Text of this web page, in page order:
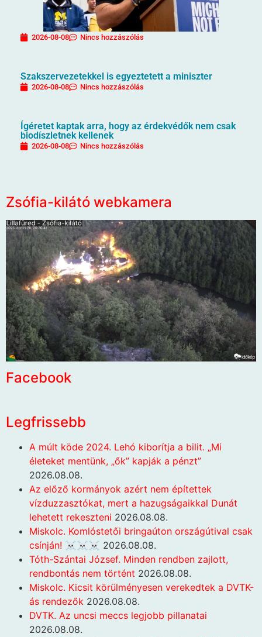
2026-08-08 Nincs hozzászólás
Szakszervezetekkel is egyeztetett a miniszter
2026-08-08 Nincs hozzászólás
Ígéretet kaptak arra, hogy az érdekvédők nem csak
biodíszletnek kellenek
2026-08-08 Nincs hozzászólás
Zsófia-kilátó webkamera
Facebook
Legfrissebb
A múlt köde 2024. Lehó kiborítja a bilit. „Mi
életeket mentünk, „ők” kapják a pénzt”
2026.08.08.
Az előző kormányok azért nem építettek
vízduzzasztókat, mert a hazugságaikkal Dunát
lehetett rekeszteni 2026.08.08.
Miskolc. Komlóstetői bringaúton országútival csak
csínján! ☠️☠️☠️ 2026.08.08.
Tóth-Szántai József. Minden rendben zajlott,
rendbontás nem történt 2026.08.08.
Miskolc. Kicsit körülményesen verekedtek a DVTK-
ás rendezők 2026.08.08.
DVTK. Az uncsi meccs legjobb pillanatai
2026.08.08.